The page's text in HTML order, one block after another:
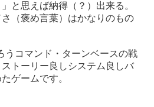
と思えば納得（？）出来る。
（褒め言葉）はかなりのもの
うコマンド・ターンベースの戦
トーリー良しシステム良しバ
ゲームです。